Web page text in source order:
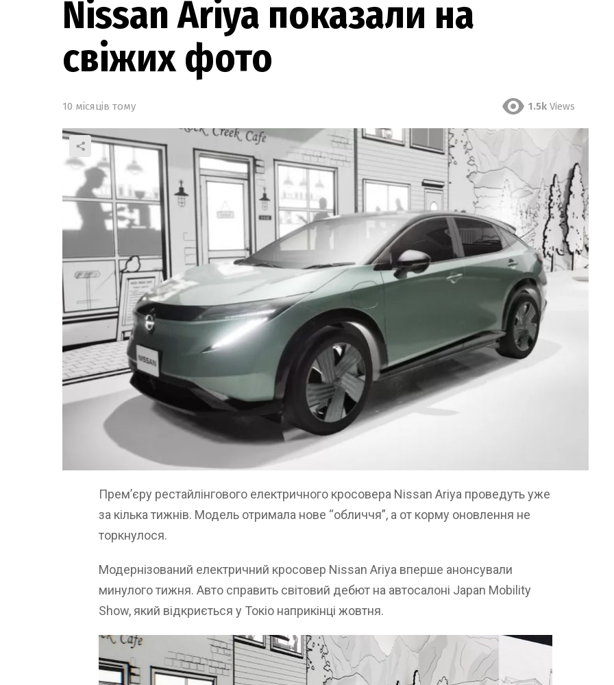
Nissan Ariya показали на
свіжих фото
10 місяців тому 1.5k Views
Прем’єру рестайлінгового електричного кросовера Nissan Ariya проведуть уже
за кілька тижнів. Модель отримала нове “обличчя”, а от корму оновлення не
торкнулося.
Модернізований електричний кросовер Nissan Ariya вперше анонсували
минулого тижня. Авто справить світовий дебют на автосалоні Japan Mobility
Show, який відкриється у Токіо наприкінці жовтня.